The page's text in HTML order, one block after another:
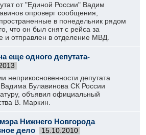
от "Единой России" Вадим
опроверг сообщения,
в понедельник рядом
что он был снят с рейса за
и отправлен в отделение МВД.
еще одного депутата-
неприкосновенности депутата
Булавинова СК России
объявил официальный
В. Маркин.
Нижнего Новгорода
дело
15.10.2010